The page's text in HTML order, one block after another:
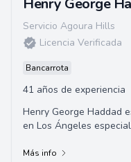
Henry George
Servicio Agoura Hills
Licencia Verificada
Bancarrota
41 años de experiencia
Henry George Haddad
en Los Ángeles
Más info